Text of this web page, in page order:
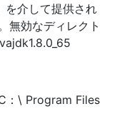
を介して提供され
無効なディレクト
：\ Program Files